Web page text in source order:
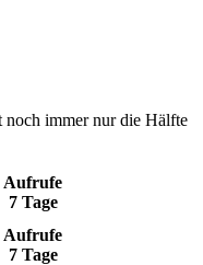
immer nur die Hälfte
Aufrufe
7 Tage
Aufrufe
7 Tage